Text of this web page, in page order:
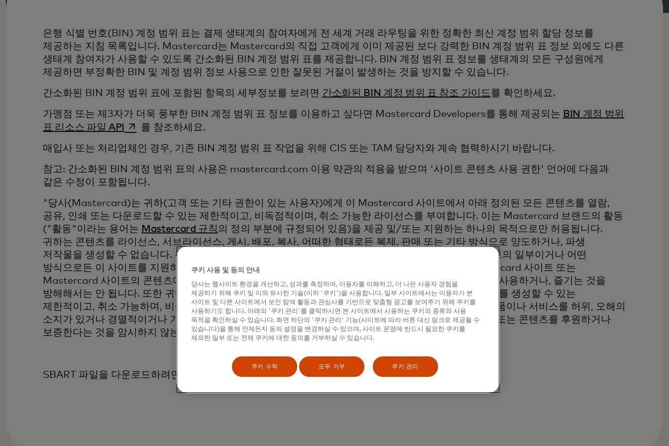
은행 식별 번호(BIN) 계정 범위 표는 결제 생태계의 참여자에게 전 세계 거래 라우팅을 위한 정확한 최신 계정 범위 할당 정보를
제공하는 지침 목록입니다. Mastercard는 Mastercard의 직접 고객에게 이미 제공된 보다 강력한 BIN 계정 범위 표 정보 외에도 다른
생태계 참여자가 사용할 수 있도록 간소화된 BIN 계정 범위 표를 제공합니다. BIN 계정 범위 표 정보를 생태계의 모든 구성원에게
제공하면 부정확한 BIN 및 계정 범위 정보 사용으로 인한 잘못된 거절이 발생하는 것을 방지할 수 있습니다.
간소화된 BIN 계정 범위 표에 포함된 항목의 세부정보를 보려면 간소화된 BIN 계정 범위 표 참조 가이드 를 확인하세요.
가맹점 또는 제3자가 더욱 풍부한 BIN 계정 범위 표 정보를 이용하고 싶다면 Mastercard Developers를 통해 제공되는 BIN 계정 범위
표 리소스 파일 API
새 탭에서 열림
를 참조하세요.
매입사 또는 처리업체인 경우, 기존 BIN 계정 범위 표 작업을 위해 CIS 또는 TAM 담당자와 계속 협력하시기 바랍니다.
참고: 간소화된 BIN 계정 범위 표의 사용은 mastercard.com 이용 약관의 적용을 받으며 '사이트 콘텐츠 사용 권한' 언어에 다음과
같은 수정이 포함됩니다.
"당사(Mastercard)는 귀하(고객 또는 기타 권한이 있는 사용자)에게 이 Mastercard 사이트에서 아래 정의된 모든 콘텐츠를 열람,
공유, 인쇄 또는 다운로드할 수 있는 제한적이고, 비독점적이며, 취소 가능한 라이선스를 부여합니다. 이는 Mastercard 브랜드의 활동
("활동"이라는 용어는 Mastercard 규칙 의 정의 부분에 규정되어 있음)을 제공 및/또는 지원하는 하나의 목적으로만 허용됩니다.
귀하는 콘텐츠를 라이선스, 서브라이선스, 게시, 배포, 복사, 어떠한 형태로든 복제, 판매 또는 기타 방식으로 양도하거나, 파생
저작물을 생성할 수 없습니다. 귀하는 Mastercard 및/또는 Mastercard 사이트 또는 Mastercard 사이트의 일부이거나 어떤
방식으로든 이 사이트를 지원하는 서버나 네트워크를 손상, 피해 또는 악화시킬 수 있는 방식으로 Mastercard 사이트 또는
Mastercard 사이트의 콘텐츠에 액세스하거나 사용할 수 없습니다. 귀하는 다른 사용자가 액세스하거나, 사용하거나, 즐기는 것을
방해해서는 안 됩니다. 또한 귀하는 Mastercard 사이트 또는 이 사이트의 콘텐츠에 연결되는 하이퍼링크를 생성할 수 있는
제한적이고, 취소 가능하며, 비독점적인 권리를 부여받습니다. 단, 그러한 링크가 Mastercard 또는 그 제품이나 서비스를 허위, 오해의
소지가 있거나 경멸적이거나 기타 모욕적인 방식으로 묘사하거나 Mastercard가 귀하의 사이트, 페이지 또는 콘텐츠를 후원하거나
보증한다는 것을 암시하지 않는 경우에 한합니다."
SBART 파일을 다운로드하려면 Mastercard Developers새 탭에서 열림
를 방문하세요.
쿠키 사용 및 동의 안내
당사는 웹사이트 환경을 개선하고, 성과를 측정하며, 이용자를 이해하고, 더 나은 사용자 경험을
제공하기 위해 쿠키 및 이와 유사한 기술(이하 '쿠키')을 사용합니다. 일부 사이트에서는 이용자가 본
사이트 및 다른 사이트에서 보인 탐색 활동과 관심사를 기반으로 맞춤형 광고를 보여주기 위해 쿠키를
사용하기도 합니다. 아래의 '쿠키 관리'를 클릭하시면 본 사이트에서 사용하는 쿠키의 종류와 사용
목적을 확인하실 수 있습니다. 화면 하단의 '쿠키 관리' 기능(사이트에 따라 버튼 대신 링크로 제공될 수
있습니다)을 통해 언제든지 동의 설정을 변경하실 수 있으며, 사이트 운영에 반드시 필요한 쿠키를
제외한 일부 또는 전체 쿠키에 대한 동의를 거부하실 수 있습니다.
쿠키 수락 모두 거부 쿠키 관리